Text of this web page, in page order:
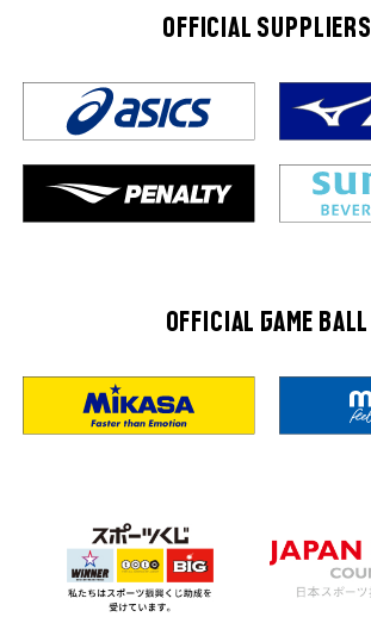
OFFICIAL SUPPLIERS
OFFICIAL GAME BALL